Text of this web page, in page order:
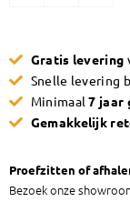
School
Zwart
by
EMZ
Gratis levering
Snelle levering
Minimaal7 jaar
Gemakkelijk
Proefzitten of
Bezoek onze